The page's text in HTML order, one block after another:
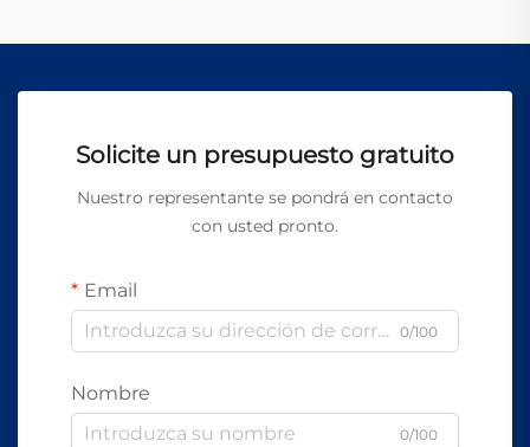
Solicite un presupuesto gratuito
Nuestro representante se pondrá en contacto
con usted pronto.
Email
0/100
Nombre
0/100